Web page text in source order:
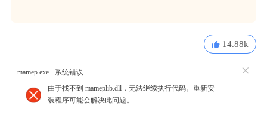
14.88k
mamep.exe - 系统错误
由于找不到 mameplib.dll，无法继续执行代码。重新安
装程序可能会解决此问题。